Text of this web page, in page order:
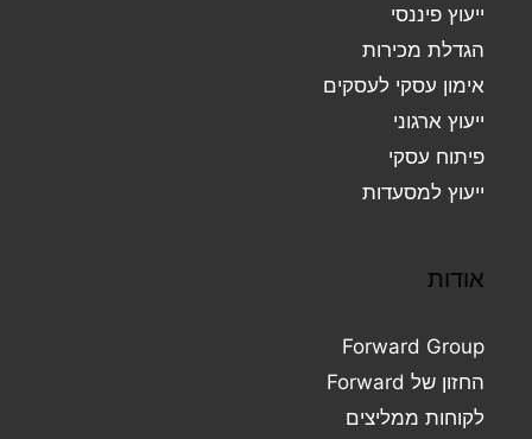
ייעוץ פיננסי
הגדלת מכירות
אימון עסקי לעסקים
ייעוץ ארגוני
פיתוח עסקי
ייעוץ למסעדות
אודות
Forward Group
החזון של Forward
לקוחות ממליצים